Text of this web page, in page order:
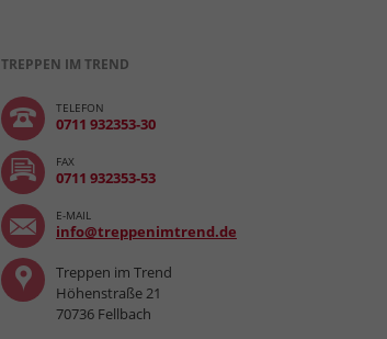
TREPPEN IM TREND
TELEFON
0711 932353-30
FAX
0711 932353-53
E-MAIL
info@treppenimtrend.de
Treppen im Trend
Höhenstraße 21
70736 Fellbach